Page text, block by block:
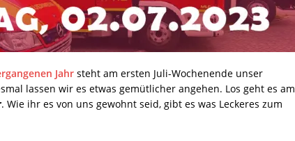
Jahr steht am ersten Juli-Wochenende unser
lassen wir es etwas gemütlicher angehen. Los geht es am
. Wie ihr es von uns gewohnt seid, gibt es was Leckeres zum